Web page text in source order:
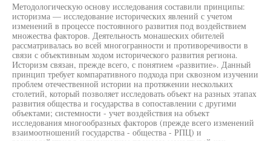
Методологическую основу исследования составили принципы:
историзма — исследование исторических явлений с учетом
изменений в процессе постоянного развития под воздействием
множества факторов. Деятельность монашеских обителей
рассматривалась во всей многогранности и противоречивости в
связи с объективным ходом исторического развития региона.
Историзм связан, прежде всего, с понятием «развитие». Данный
принцип требует компаративного подхода при сквозном изучении
проблем отечественной истории на протяжении нескольких
столетий, который позволяет исследовать объект на разных этапах
развития общества и государства в сопоставлении с другими
объектами; системности - учет воздействия на объект
исследования многообразных факторов (прежде всего изменений
взаимоотношений государства - общества - РПЦ) и